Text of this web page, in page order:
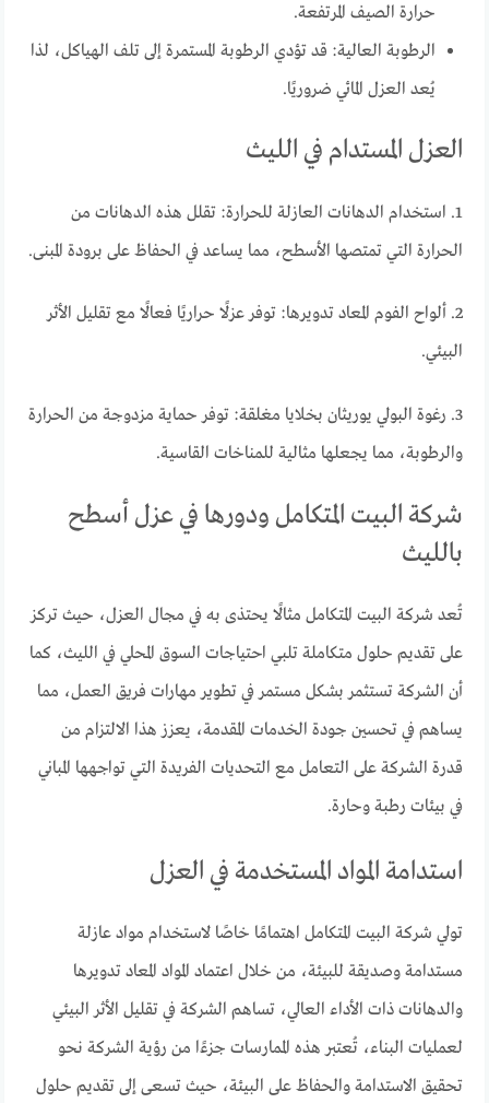
حرارة الصيف المرتفعة.
الرطوبة العالية: قد تؤدي الرطوبة المستمرة إلى تلف الهياكل، لذا
يُعد العزل المائي ضروريًا.
العزل المستدام في الليث
1. استخدام الدهانات العازلة للحرارة:
تقلل هذه الدهانات من
الحرارة التي تمتصها الأسطح، مما يساعد في الحفاظ على برودة المبنى.
2. ألواح الفوم المعاد تدويرها:
توفر عزلًا حراريًا فعالًا مع تقليل الأثر
البيئي.
3. رغوة البولي يوريثان بخلايا مغلقة:
توفر حماية مزدوجة من الحرارة
والرطوبة، مما يجعلها مثالية للمناخات القاسية.
شركة البيت المتكامل ودورها في عزل أسطح
بالليث
تُعد شركة البيت المتكامل مثالًا يحتذى به في مجال العزل، حيث تركز
على تقديم حلول متكاملة تلبي احتياجات السوق المحلي في الليث، كما
أن الشركة تستثمر بشكل مستمر في تطوير مهارات فريق العمل، مما
يساهم في تحسين جودة الخدمات المقدمة، يعزز هذا الالتزام من
قدرة الشركة على التعامل مع التحديات الفريدة التي تواجهها المباني
في بيئات رطبة وحارة.
استدامة المواد المستخدمة في العزل
تولي شركة البيت المتكامل اهتمامًا خاصًا لاستخدام مواد عازلة
مستدامة وصديقة للبيئة، من خلال اعتماد المواد المعاد تدويرها
والدهانات ذات الأداء العالي، تساهم الشركة في تقليل الأثر البيئي
لعمليات البناء، تُعتبر هذه الممارسات جزءًا من رؤية الشركة نحو
تحقيق الاستدامة والحفاظ على البيئة، حيث تسعى إلى تقديم حلول